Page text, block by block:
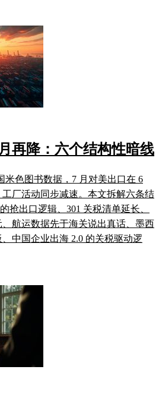
再降：六个结构性暗线
米色图书数据，7 月对美出口在 6
厂活动同步减速。本文拆解六条结
抢出口逻辑、301 关税清单延长、
航运数据先于海关说出真话、墨西
中国企业出海 2.0 的关税驱动逻